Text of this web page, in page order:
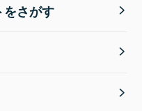
をさがす